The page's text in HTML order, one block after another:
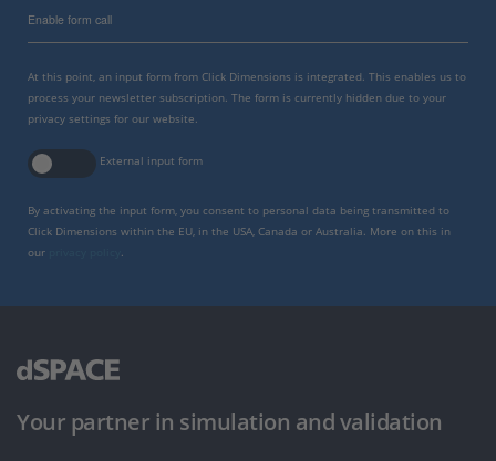
Enable form call
At this point, an input form from Click Dimensions is integrated. This enables us to
process your newsletter subscription. The form is currently hidden due to your
privacy settings for our website.
External input form
By activating the input form, you consent to personal data being transmitted to
Click Dimensions within the EU, in the USA, Canada or Australia. More on this in
our
Your partner in simulation and validation